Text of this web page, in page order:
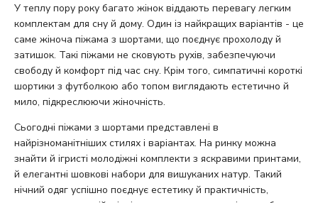
У теплу пору року багато жінок віддають перевагу легким
комплектам для сну й дому. Один із найкращих варіантів - це
саме жіноча піжама з шортами, що поєднує прохолоду й
затишок. Такі піжами не сковують рухів, забезпечуючи
свободу й комфорт під час сну. Крім того, симпатичні короткі
шортики з футболкою або топом виглядають естетично й
мило, підкреслюючи жіночність.
Сьогодні піжами з шортами представлені в
найрізноманітніших стилях і варіантах. На ринку можна
знайти й ігристі молодіжні комплекти з яскравими принтами,
й елегантні шовкові набори для вишуканих натур. Такий
нічний одяг успішно поєднує естетику й практичність,